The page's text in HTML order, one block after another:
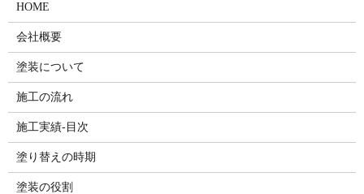
HOME
会社概要
塗装について
施工の流れ
施工実績-目次
塗り替えの時期
塗装の役割